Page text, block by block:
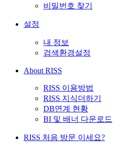
비밀번호 찾기
설정
내 정보
검색환경설정
About RISS
RISS 이용방법
RISS 지식더하기
DB연계 현황
BI 및 배너 다운로드
RISS 처음 방문 이세요?